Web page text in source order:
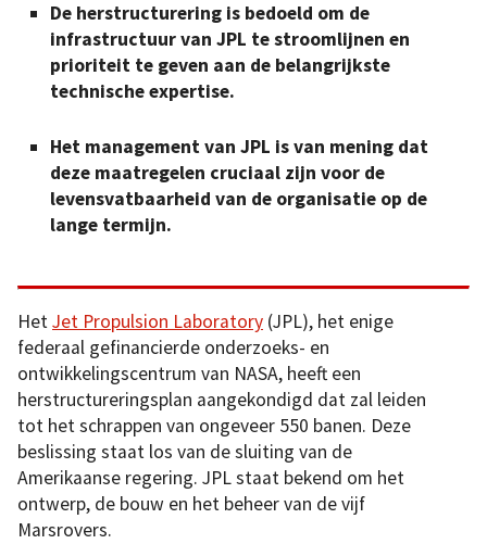
De herstructurering is bedoeld om de
infrastructuur van JPL te stroomlijnen en
prioriteit te geven aan de belangrijkste
technische expertise.
Het management van JPL is van mening dat
deze maatregelen cruciaal zijn voor de
levensvatbaarheid van de organisatie op de
lange termijn.
HetJet Propulsion Laboratory (JPL), het enige
federaal gefinancierde onderzoeks- en
ontwikkelingscentrum van NASA, heeft een
herstructureringsplan aangekondigd dat zal leiden
tot het schrappen van ongeveer 550 banen. Deze
beslissing staat los van de sluiting van de
Amerikaanse regering. JPL staat bekend om het
ontwerp, de bouw en het beheer van de vijf
Marsrovers.